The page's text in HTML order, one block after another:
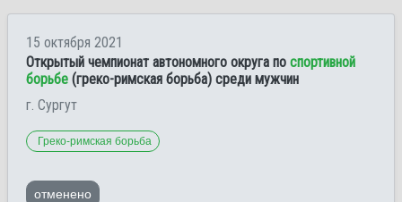
15 октября 2021
Открытый чемпионат автономного округа по спортивной
борьбе (греко-римская борьба) среди мужчин
г. Сургут
Греко-римская борьба
отменено